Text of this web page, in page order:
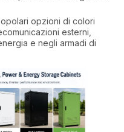
opzioni di colori
esterni,
e negli armadi di